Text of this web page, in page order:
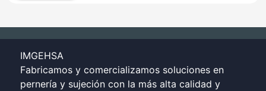
IMGEHSA
Fabricamos y comercializamos soluciones en
pernería y sujeción con la más alta calidad y